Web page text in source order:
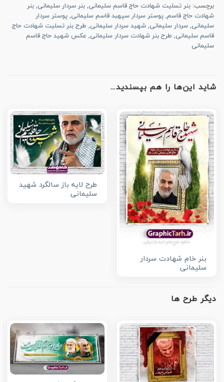
برچسب: بنر تسلیت شهادت حاج قاسم سلیمانی, بنر سردار سلیمانی, بنر
شهادت حاج قاسم, پوستر سردار سپهبد قاسم سلیمانی, پوستر سردار
سلیمانی, سردار سلیمانی, شهید سردار سلیمانی, طرح بنر تسلیت شهادت حاج
قاسم سلیمانی, طرح بنر شهادت سردار سلیمانی, عکس شهید حاج قاسم
سلیمانی
شاید این‌ها را هم بپسندید…
بنر خام شهادت سردار
سلیمانی
طرح لایه باز سالگرد شهید
سلیمانی
دیگر طرح ها